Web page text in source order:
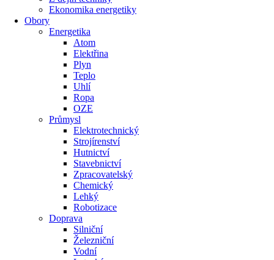
Ekonomika energetiky
Obory
Energetika
Atom
Elektřina
Plyn
Teplo
Uhlí
Ropa
OZE
Průmysl
Elektrotechnický
Strojírenství
Hutnictví
Stavebnictví
Zpracovatelský
Chemický
Lehký
Robotizace
Doprava
Silniční
Železniční
Vodní